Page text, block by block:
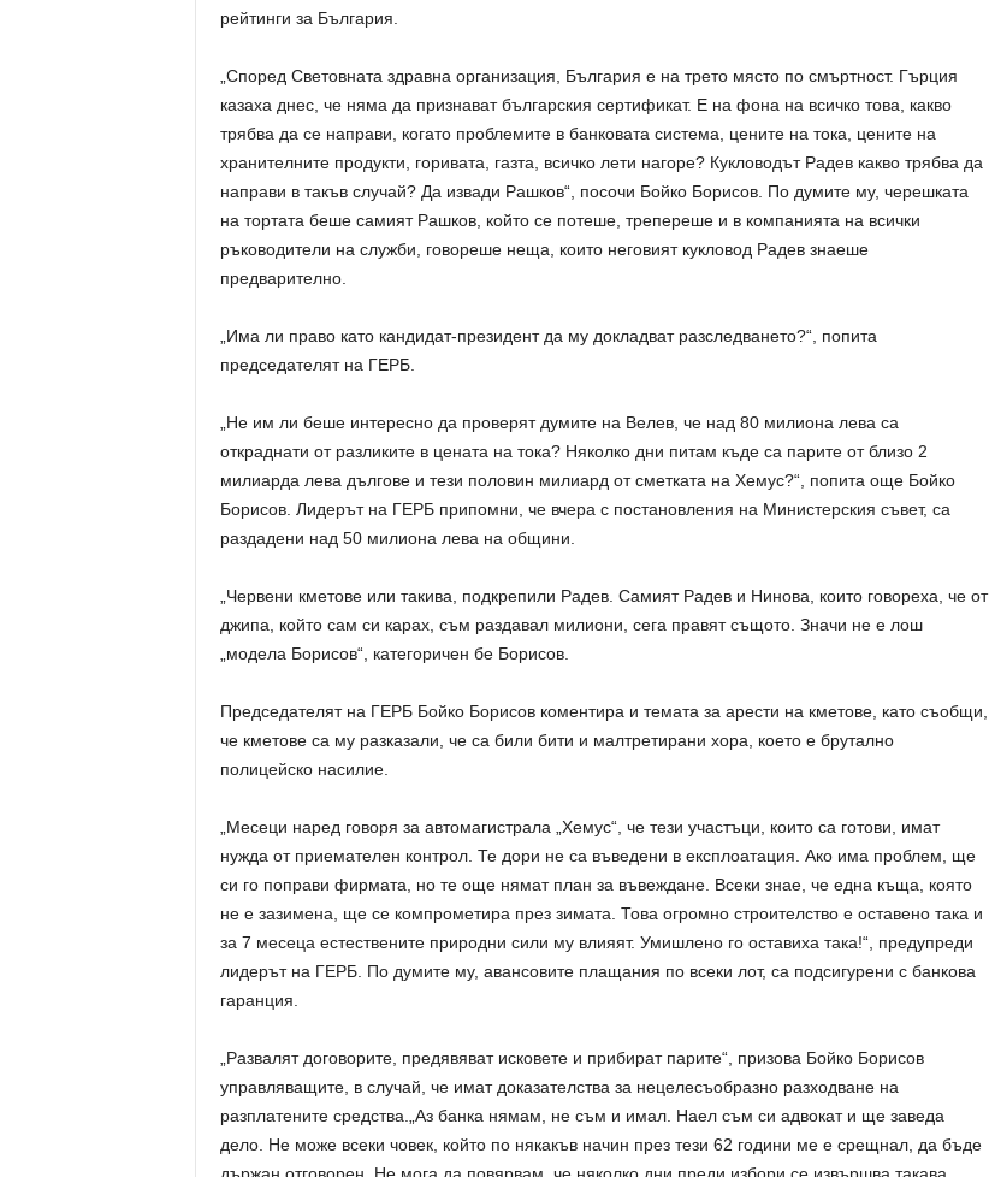
рейтинги за България.
„Според Световната здравна организация, България е на трето място по смъртност. Гърция
казаха днес, че няма да признават българския сертификат. Е на фона на всичко това, какво
трябва да се направи, когато проблемите в банковата система, цените на тока, цените на
хранителните продукти, горивата, газта, всичко лети нагоре? Кукловодът Радев какво трябва да
направи в такъв случай? Да извади Рашков“, посочи Бойко Борисов. По думите му, черешката
на тортата беше самият Рашков, който се потеше, трепереше и в компанията на всички
ръководители на служби, говореше неща, които неговият кукловод Радев знаеше
предварително.
„Има ли право като кандидат-президент да му докладват разследването?“, попита
председателят на ГЕРБ.
„Не им ли беше интересно да проверят думите на Велев, че над 80 милиона лева са
откраднати от разликите в цената на тока? Няколко дни питам къде са парите от близо 2
милиарда лева дългове и тези половин милиард от сметката на Хемус?“, попита още Бойко
Борисов. Лидерът на ГЕРБ припомни, че вчера с постановления на Министерския съвет, са
раздадени над 50 милиона лева на общини.
„Червени кметове или такива, подкрепили Радев. Самият Радев и Нинова, които говореха, че от
джипа, който сам си карах, съм раздавал милиони, сега правят същото. Значи не е лош
„модела Борисов“, категоричен бе Борисов.
Председателят на ГЕРБ Бойко Борисов коментира и темата за арести на кметове, като съобщи,
че кметове са му разказали, че са били бити и малтретирани хора, което е брутално
полицейско насилие.
„Месеци наред говоря за автомагистрала „Хемус“, че тези участъци, които са готови, имат
нужда от приемателен контрол. Те дори не са въведени в експлоатация. Ако има проблем, ще
си го поправи фирмата, но те още нямат план за въвеждане. Всеки знае, че една къща, която
не е зазимена, ще се компрометира през зимата. Това огромно строителство е оставено така и
за 7 месеца естествените природни сили му влияят. Умишлено го оставиха така!“, предупреди
лидерът на ГЕРБ. По думите му, авансовите плащания по всеки лот, са подсигурени с банкова
гаранция.
„Развалят договорите, предявяват исковете и прибират парите“, призова Бойко Борисов
управляващите, в случай, че имат доказателства за нецелесъобразно разходване на
разплатените средства.„Аз банка нямам, не съм и имал. Наел съм си адвокат и ще заведа
дело. Не може всеки човек, който по някакъв начин през тези 62 години ме е срещнал, да бъде